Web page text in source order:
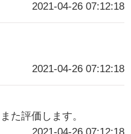
2021-04-26 07:12:18
2021-04-26 07:12:18
た評価します。
2021-04-26 07:12:18